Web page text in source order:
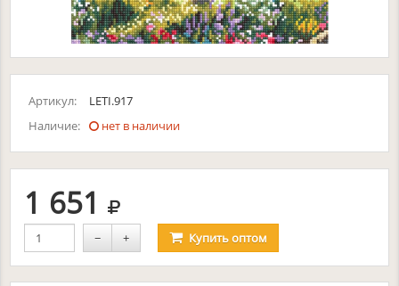
Артикул:
LETI.917
Наличие:
нет в наличии
1 651 руб.
− + Купитьоптом